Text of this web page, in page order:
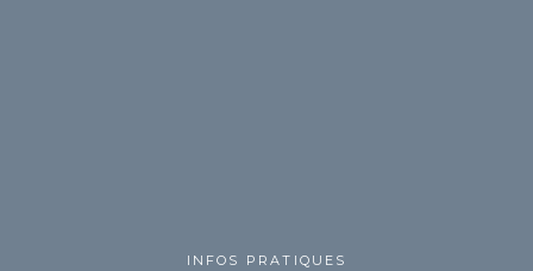
INFOS PRATIQUES